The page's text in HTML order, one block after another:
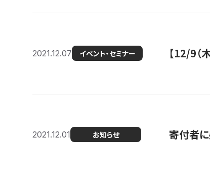
2021.12.07 イベント・セミナー 【12/9（
2021.12.01 お知らせ 寄付者